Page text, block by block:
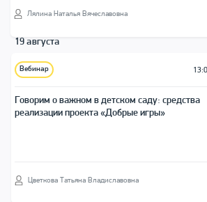
Лялина Наталья Вячеславовна
19 августа
Вебинар
Говорим о важном в детском саду: средства
реализации проекта «Добрые игры»
Цветкова Татьяна Владиславовна